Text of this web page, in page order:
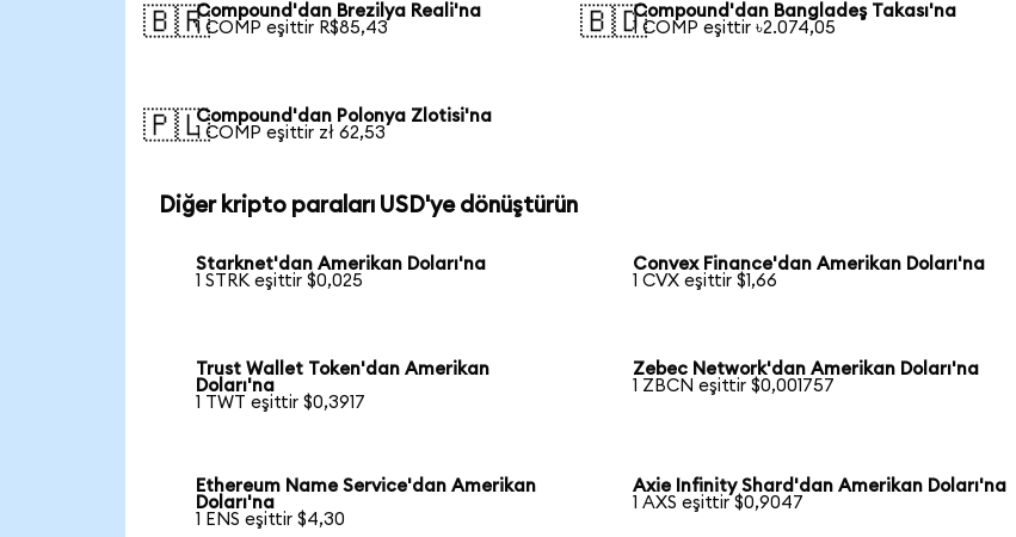
🇧🇷Compound'dan Brezilya Reali'na
1 COMP eşittir R$85,43
🇧🇩Compound'dan Bangladeş Takası'na
1 COMP eşittir ৳2.074,05
🇵🇱Compound'dan Polonya Zlotisi'na
1 COMP eşittir zł 62,53
Diğer kripto paraları USD'ye dönüştürün
Starknet'dan Amerikan Doları'na
1 STRK eşittir $0,025
Convex Finance'dan Amerikan Doları'na
1 CVX eşittir $1,66
Trust Wallet Token'dan Amerikan
Doları'na
1 TWT eşittir $0,3917
Zebec Network'dan Amerikan Doları'na
1 ZBCN eşittir $0,001757
Ethereum Name Service'dan Amerikan
Doları'na
1 ENS eşittir $4,30
Axie Infinity Shard'dan Amerikan Doları'na
1 AXS eşittir $0,9047